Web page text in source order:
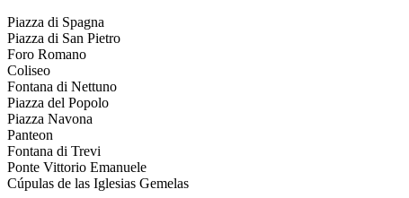
Piazza di Spagna
Piazza di San Pietro
Foro Romano
Coliseo
Fontana di Nettuno
Piazza del Popolo
Piazza Navona
Panteon
Fontana di Trevi
Ponte Vittorio Emanuele
Cúpulas de las Iglesias Gemelas